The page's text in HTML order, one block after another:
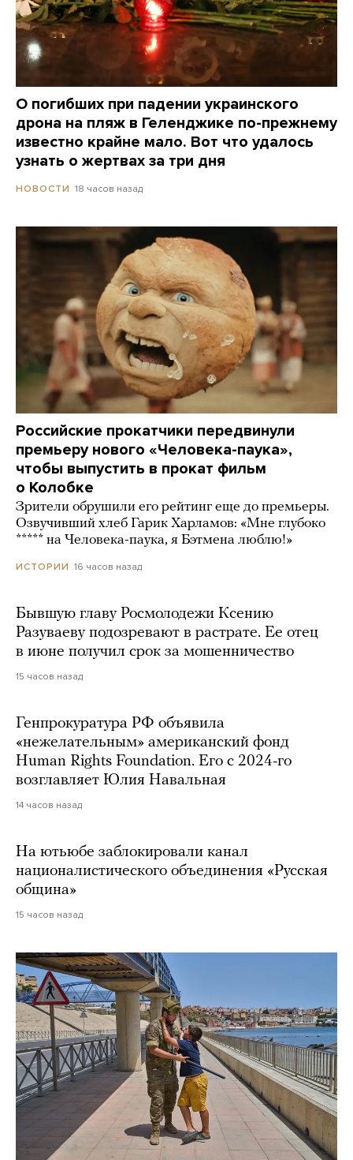
О погибших при падении украинского
дрона на пляж в Геленджике по-прежнему
известно крайне мало. Вот что удалось
узнать о жертвах за три дня
НОВОСТИ 18 часов назад
Российские прокатчики передвинули
премьеру нового «Человека-паука»,
чтобы выпустить в прокат фильм
о Колобке
Зрители обрушили его рейтинг еще до премьеры.
Озвучивший хлеб Гарик Харламов: «Мне глубоко
***** на Человека-паука, я Бэтмена люблю!»
ИСТОРИИ 16 часов назад
Бывшую главу Росмолодежи Ксению
Разуваеву подозревают в растрате. Ее отец
в июне получил срок за мошенничество
15 часов назад
Генпрокуратура РФ объявила
«нежелательным» американский фонд
Human Rights Foundation. Его с 2024-го
возглавляет Юлия Навальная
14 часов назад
На ютьюбе заблокировали канал
националистического объединения «Русская
община»
15 часов назад